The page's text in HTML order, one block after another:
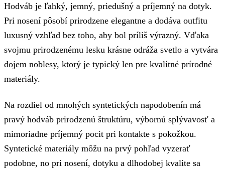
Hodváb je ľahký, jemný, priedušný a príjemný na dotyk.
Pri nosení pôsobí prirodzene elegantne a dodáva outfitu
luxusný vzhľad bez toho, aby bol príliš výrazný. Vďaka
svojmu prirodzenému lesku krásne odráža svetlo a vytvára
dojem noblesy, ktorý je typický len pre kvalitné prírodné
materiály.
Na rozdiel od mnohých syntetických napodobenín má
pravý hodváb prirodzenú štruktúru, výbornú splývavosť a
mimoriadne príjemný pocit pri kontakte s pokožkou.
Syntetické materiály môžu na prvý pohľad vyzerať
podobne, no pri nosení, dotyku a dlhodobej kvalite sa